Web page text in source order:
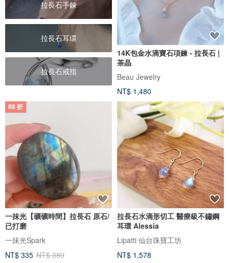
拉長石手鍊
拉長石耳環
拉長石戒指
14K包金水滴寶石項鍊 - 拉長石 |
茶晶
Beau Jewelry
NT$ 1,480
88 折
一抹光【礦礦時間】拉長石 原石/
已打磨
一抹光Spark
NT$ 335 NT$ 380
拉長石水滴形切工 醫療級不鏽鋼
耳環 Alessia
Lipatti 仙台珠寶工坊
NT$ 1,578